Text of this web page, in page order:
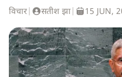
विचार सतीश झा 15 JUN,